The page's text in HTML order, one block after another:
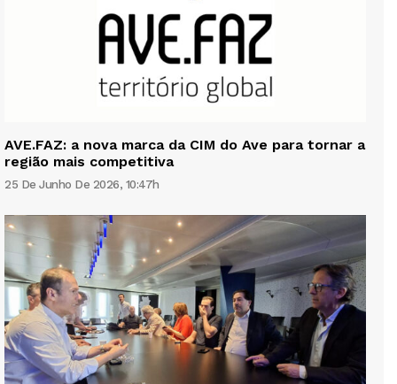
AVE.FAZ: a nova marca da CIM do Ave para tornar a
região mais competitiva
25 De Junho De 2026, 10:47h